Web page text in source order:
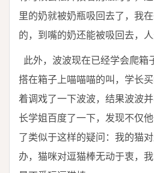
里的奶就被奶瓶吸回去了，我
的，到嘴的奶还能被吸回去，
此外，波波现在已经学会爬箱
搭在箱子上喵喵喵的叫，学长
着调戏了一下波波，结果波波
长学姐百度了一下，发现不仅
了类似于这样的疑问：我的猫
办，猫咪对逗猫棒无动于衷，